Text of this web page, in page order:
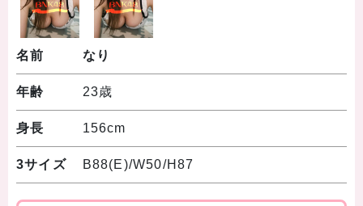
名前 なり
年齢 23歳
身長 156cm
3サイズ B88(E)/W50/H87